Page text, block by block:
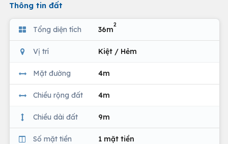
Thông tin đất
Tổng diện tích 36m
2
Vị trí Kiệt / Hẻm
Mặt đường 4m
Chiều rộng đất 4m
Chiều dài đất 9m
Số mặt tiền 1 mặt tiền